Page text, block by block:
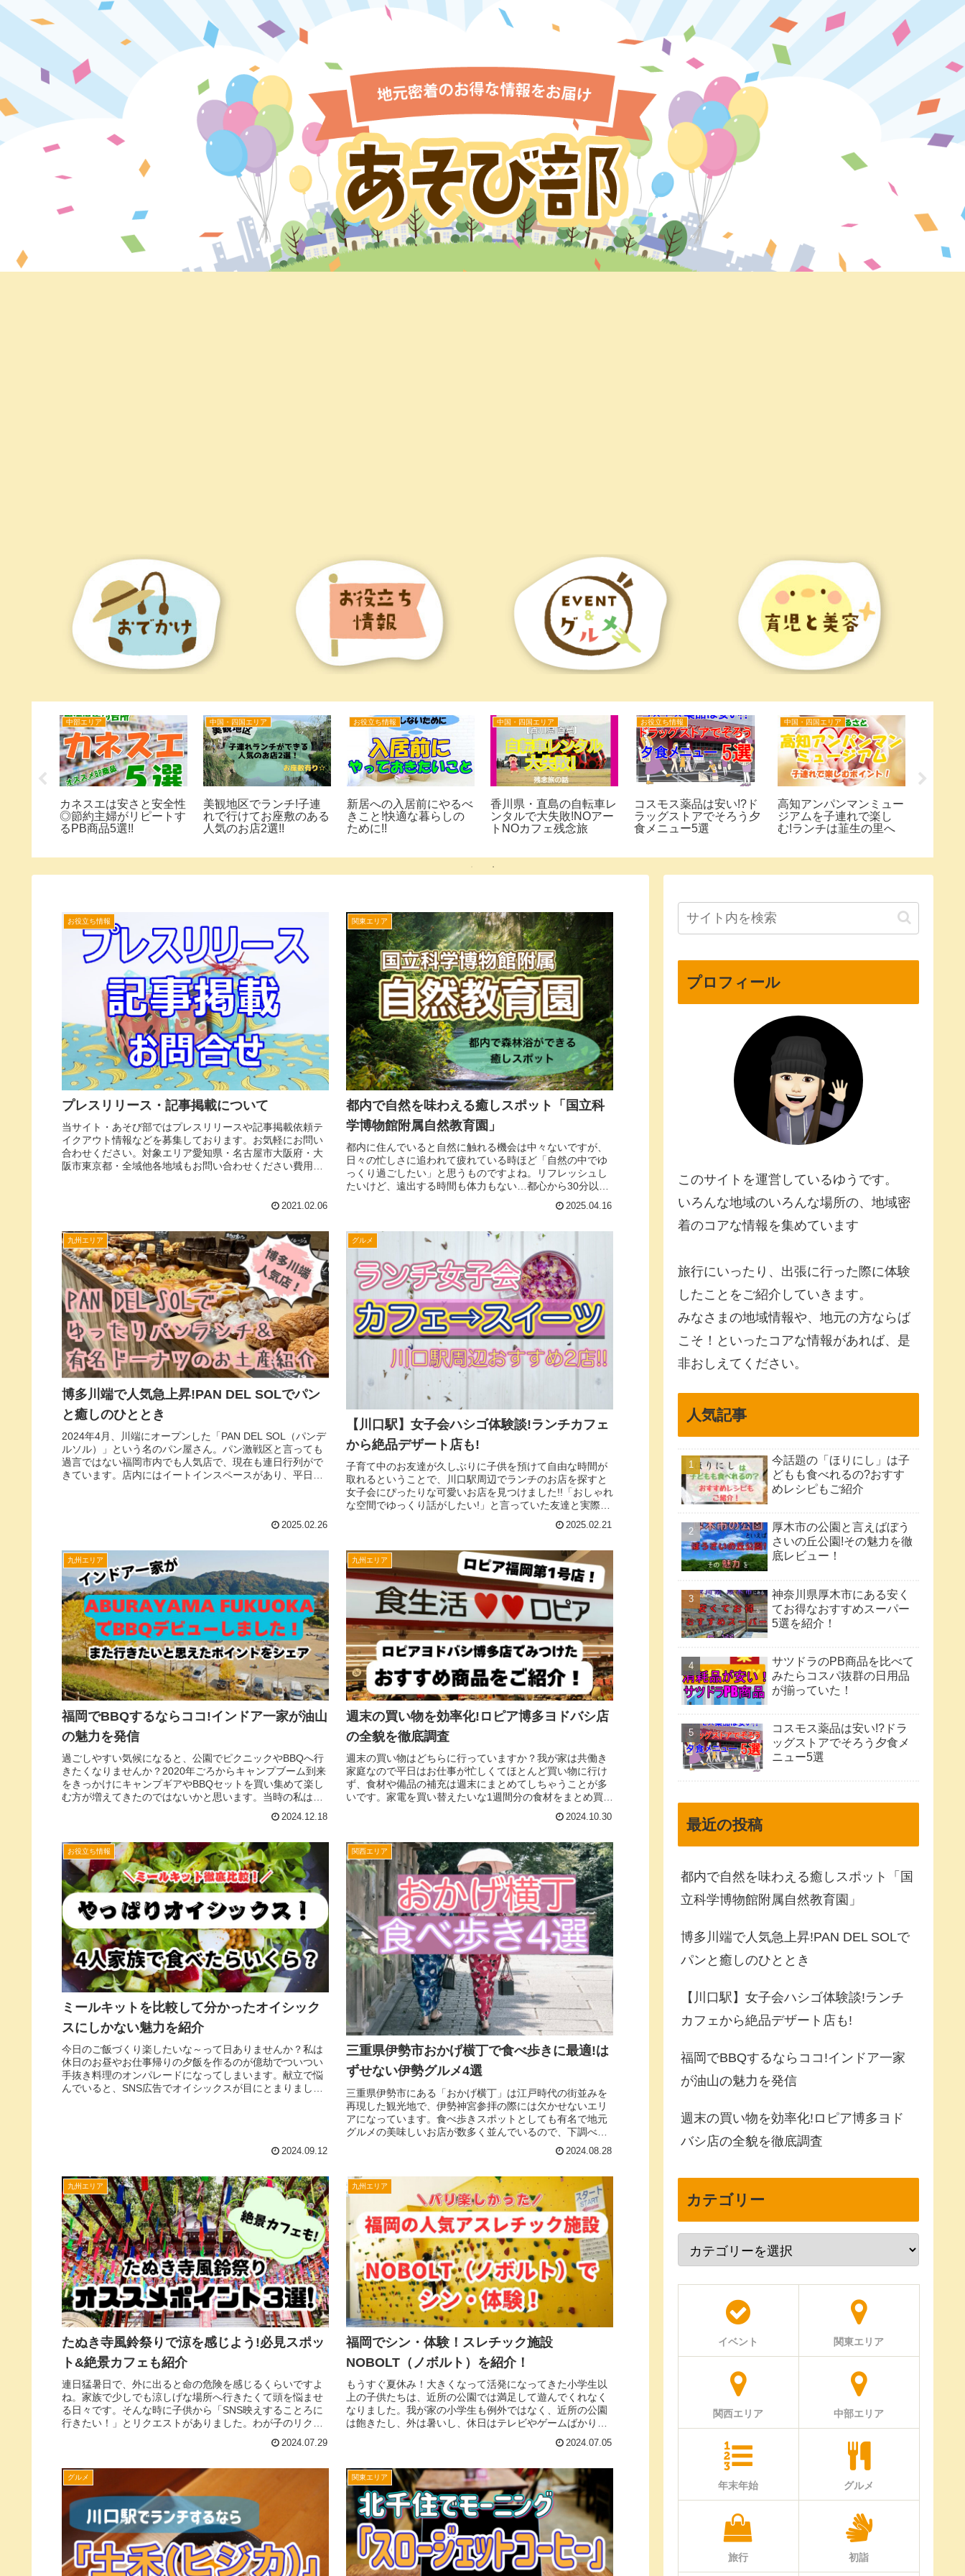
中国・四国エリア
知アンパンマンミュー
アムを子連れで楽し
!ランチは韮生の里へ
お役立ち情報
妻が片づけられない理由
は5つ‼タイプ別の改善策
年末年始
コムサイズム福袋2023
年の中身ネタバレしま
す!ファミリーに人気
グルメ
新横浜ラーメン博物館の
混雑状況は?空いててお
得な時間とは?
年末年始
【2023年】グラニフ福
袋は家族でおしゃれコー
デできて最高！
お役立ち情報
サツドラのPB商品を比
べてみたらコスパ抜群の
日用品が揃っていた！
関東エリア
神奈川県厚木市にあ
くてお得なおすすめ
パー5選を紹介！
お役立ち情報
プレスリリース・記事掲載について
当サイト・あそび部ではプレスリリースや記事掲載依頼テ
イクアウト情報などを募集しております。お気軽にお問い
合わせください。対象エリア愛知県・名古屋市大阪府・大
阪市東京都・全域他各地域もお問い合わせください費用に
2021.02.06
関東エリア
都内で自然を味わえる癒しスポット「国立科
学博物館附属自然教育園」
都内に住んでいると自然に触れる機会は中々ないですが、
日々の忙しさに追われて疲れている時ほど「自然の中でゆ
っくり過ごしたい」と思うものですよね。リフレッシュし
たいけど、遠出する時間も体力もない…都心から30分以内
2025.04.16
九州エリア
博多川端で人気急上昇!PAN DEL SOLでパン
と癒しのひととき
2024年4月、川端にオープンした「PAN DEL SOL（パンデ
ルソル）」という名のパン屋さん。パン激戦区と言っても
過言ではない福岡市内でも人気店で、現在も連日行列がで
きています。店内にはイートインスペースがあり、平日は
2025.02.26
グルメ
【川口駅】女子会ハシゴ体験談!ランチカフェ
から絶品デザート店も!
子育て中のお友達が久しぶりに子供を預けて自由な時間が
取れるということで、川口駅周辺でランチのお店を探すと
女子会にぴったりな可愛いお店を見つけました!!「おしゃれ
な空間でゆっくり話がしたい!」と言っていた友達と実際に
2025.02.21
九州エリア
福岡でBBQするならココ!インドア一家が油山
の魅力を発信
過ごしやすい気候になると、公園でピクニックやBBQへ行
きたくなりませんか？2020年ごろからキャンプブーム到来
をきっかけにキャンプギアやBBQセットを買い集めて楽し
む方が増えてきたのではないかと思います。当時の私はと
2024.12.18
九州エリア
週末の買い物を効率化!ロピア博多ヨドバシ店
の全貌を徹底調査
週末の買い物はどちらに行っていますか？我が家は共働き
家庭なので平日はお仕事が忙しくてほとんど買い物に行け
ず、食材や備品の補充は週末にまとめてしちゃうことが多
いです。家電を買い替えたいな1週間分の食材をまとめ買い
2024.10.30
お役立ち情報
ミールキットを比較して分かったオイシック
スにしかない魅力を紹介
今日のご飯づくり楽したいな～って日ありませんか？私は
休日のお昼やお仕事帰りの夕飯を作るのが億劫でついつい
手抜き料理のオンパレードになってしまいます。献立で悩
んでいると、SNS広告でオイシックスが目にとまりまし
2024.09.12
関西エリア
三重県伊勢市おかげ横丁で食べ歩きに最適!は
ずせない伊勢グルメ4選
三重県伊勢市にある「おかげ横丁」は江戸時代の街並みを
再現した観光地で、伊勢神宮参拝の際には欠かせないエリ
アになっています。食べ歩きスポットとしても有名で地元
グルメの美味しいお店が数多く並んでいるので、下調べな
2024.08.28
九州エリア
たぬき寺風鈴祭りで涼を感じよう!必見スポッ
ト&絶景カフェも紹介
連日猛暑日で、外に出ると命の危険を感じるくらいですよ
ね。家族で少しでも涼しげな場所へ行きたくて頭を悩ませ
る日々です。そんな時に子供から「SNS映えすることろに
行きたい！」とリクエストがありました。わが子のリクエ
2024.07.29
九州エリア
福岡でシン・体験！スレチック施設
NOBOLT（ノボルト）を紹介！
もうすぐ夏休み！大きくなって活発になってきた小学生以
上の子供たちは、近所の公園では満足して遊んでくれなく
なりました。我が家の小学生も例外ではなく、近所の公園
は飽きたし、外は暑いし、休日はテレビやゲームばかりで
2024.07.05
グルメ 関東エリア
プロフィール
このサイトを運営しているゆうです。
いろんな地域のいろんな場所の、地域密
着のコアな情報を集めています
旅行にいったり、出張に行った際に体験
したことをご紹介していきます。
みなさまの地域情報や、地元の方ならば
こそ！といったコアな情報があれば、是
非おしえてください。
人気記事
今話題の「ほりにし」は子
どもも食べれるの?おすす
めレシピもご紹介
厚木市の公園と言えばぼう
さいの丘公園!その魅力を徹
底レビュー！
神奈川県厚木市にある安く
てお得なおすすめスーパー
5選を紹介！
サツドラのPB商品を比べて
みたらコスパ抜群の日用品
が揃っていた！
コスモス薬品は安い!?ドラ
ッグストアでそろう夕食メ
ニュー5選
最近の投稿
都内で自然を味わえる癒しスポット「国
立科学博物館附属自然教育園」
博多川端で人気急上昇!PAN DEL SOLで
パンと癒しのひととき
【川口駅】女子会ハシゴ体験談!ランチ
カフェから絶品デザート店も!
福岡でBBQするならココ!インドア一家
が油山の魅力を発信
週末の買い物を効率化!ロピア博多ヨド
バシ店の全貌を徹底調査
カテゴリー
イベント 関東エリア
関西エリア 中部エリア
年末年始 グルメ
旅行 初詣